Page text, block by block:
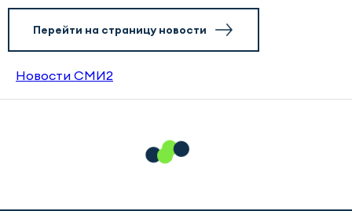
Перейти на страницу новости
Новости СМИ2